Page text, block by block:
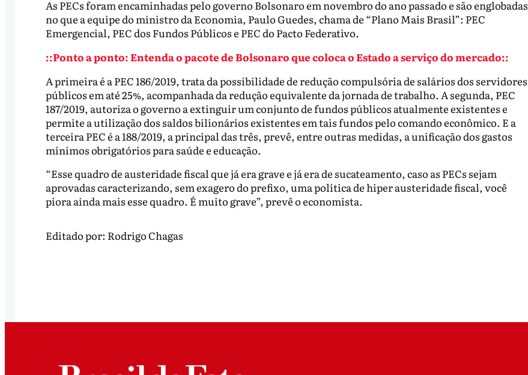
As PECs foram encaminhadas pelo governo Bolsonaro em novembro do ano passado e são englobadas
no que a equipe do ministro da Economia, Paulo Guedes, chama de “Plano Mais Brasil”: PEC
Emergencial, PEC dos Fundos Públicos e PEC do Pacto Federativo.
::Ponto a ponto: Entenda o pacote de Bolsonaro que coloca o Estado a serviço do mercado::
A primeira é a PEC 186/2019, trata da possibilidade de redução compulsória de salários dos servidores
públicos em até 25%, acompanhada da redução equivalente da jornada de trabalho. A segunda, PEC
187/2019, autoriza o governo a extinguir um conjunto de fundos públicos atualmente existentes e
permite a utilização dos saldos bilionários existentes em tais fundos pelo comando econômico. E a
terceira PEC é a 188/2019, a principal das três, prevê, entre outras medidas, a unificação dos gastos
mínimos obrigatórios para saúde e educação.
“Esse quadro de austeridade fiscal que já era grave e já era de sucateamento, caso as PECs sejam
aprovadas caracterizando, sem exagero do prefixo, uma política de hiper austeridade fiscal, você
piora ainda mais esse quadro. É muito grave”, prevê o economista.
Editado por: Rodrigo Chagas